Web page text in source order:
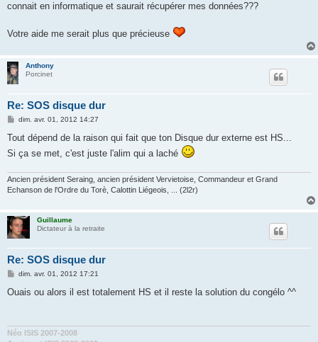
connait en informatique et saurait récupérer mes données???
Votre aide me serait plus que précieuse
Anthony
Porcinet
Re: SOS disque dur
M
s
a
dim. avr. 01, 2012 14:27
Tout dépend de la raison qui fait que ton Disque dur externe est HS...
Si ça se met, c'est juste l'alim qui a laché
Ancien président Seraing, ancien président Vervietoise, Commandeur et Grand
Echanson de l'Ordre du Torè, Calottin Liégeois, ... (2l2r)
Guillaume
Dictateur à la retraite
Re: SOS disque dur
M
s
dim. avr. 01, 2012 17:21
Ouais ou alors il est totalement HS et il reste la solution du congélo ^^
Néo ISIS 2007-2008